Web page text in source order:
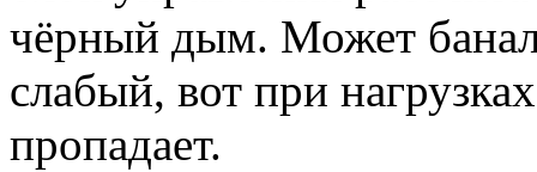
чёрный дым. Может
слабый, вот при
пропадает.